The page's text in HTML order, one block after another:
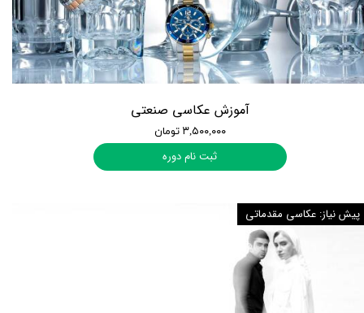
آموزش عکاسی صنعتی
۳,۵۰۰,۰۰۰ تومان
ثبت نام دوره
پیش نیاز: عکاسی مقدماتی